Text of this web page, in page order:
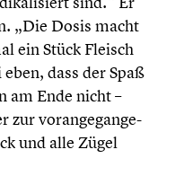
„Die Dosis macht
ein Stück Fleisch
dass der Spaß
am Ende nicht –
zur voran­ge­gan­ge­
und alle Zügel